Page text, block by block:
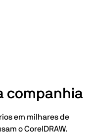
companhia
em milhares de
o CorelDRAW.